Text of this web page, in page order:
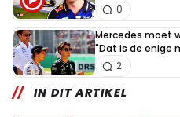
0
Mercedes moet
"Dat is de enige
2
IN DIT ARTIKEL